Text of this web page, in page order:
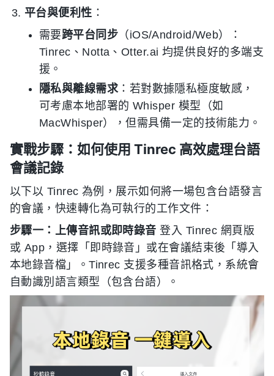
平台與便利性 ：
需要跨平台同步 （iOS/Android/Web）：
Tinrec、Notta、Otter.ai 均提供良好的多端支
援。
隱私與離線需求：若對數據隱私極度敏感，
可考慮本地部署的 Whisper 模型（如
MacWhisper），但需具備一定的技術能力。
實戰步驟：如何使用 Tinrec 高效處理台語
會議記錄
以下以 Tinrec 為例，展示如何將一場包含台語發言
的會議，快速轉化為可執行的工作文件：
步驟一：上傳音訊或即時錄音 登入 Tinrec 網頁版
或 App，選擇「即時錄音」或在會議結束後「導入
本地錄音檔」。Tinrec 支援多種音訊格式，系統會
自動識別語言類型（包含台語）。